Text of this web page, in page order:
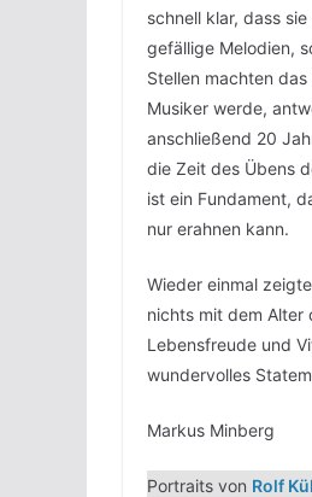
schnell klar, dass
gefällige Melodien,
Stellen machten
Musiker werde,
anschließend 20
die Zeit des Übens
ist ein Fundament,
nur erahnen kann.
Wieder einmal
nichts mit dem
Lebensfreude und
wundervolles
Markus Minberg
Portraits von Rolf